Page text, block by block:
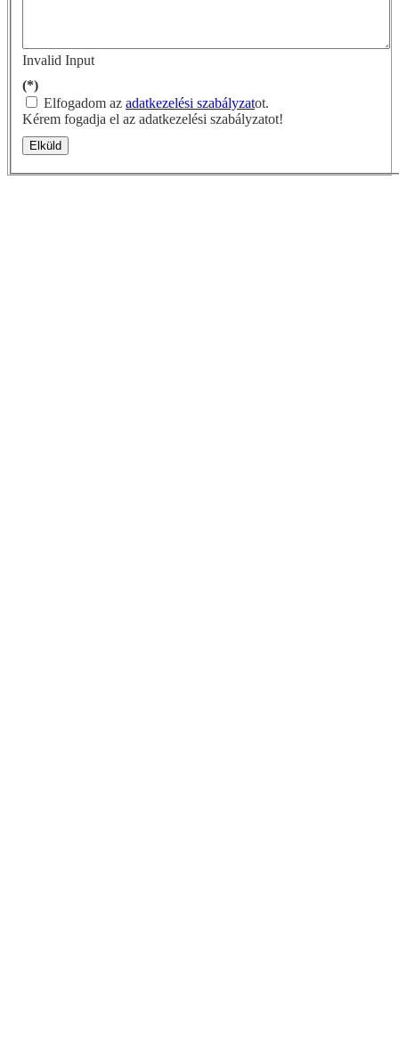
Invalid Input
(*)
Elfogadom az adatkezelési szabályzatot.
Kérem fogadja el az adatkezelési szabályzatot!
Elküld